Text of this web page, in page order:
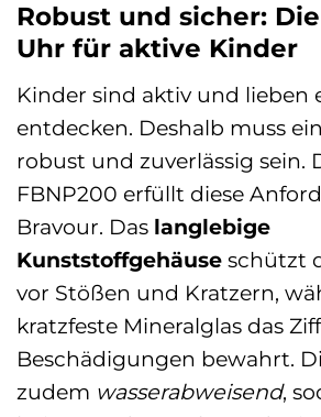
Robust und sicher:
Uhr für aktive Kinder
Kinder sind aktiv und lieben
entdecken. Deshalb muss
robust und zuverlässig sein.
FBNP200 erfüllt diese
Bravour. Das langlebige
Kunststoffgehäuse schützt
vor Stößen und Kratzern,
kratzfeste Mineralglas das
Beschädigungen bewahrt.
zudem wasserabweisend,